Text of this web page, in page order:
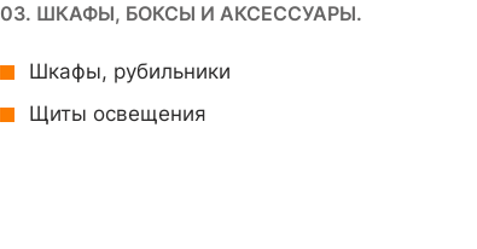
03. ШКАФЫ, БОКСЫ И АКСЕССУАРЫ.
Шкафы, рубильники
Щиты освещения